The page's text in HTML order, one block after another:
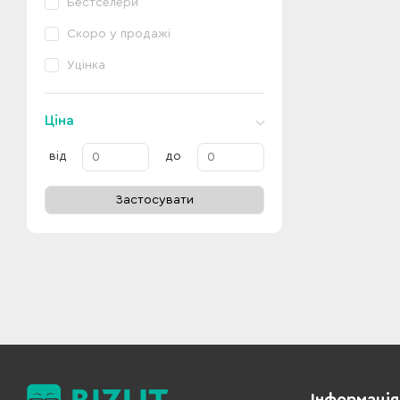
Бестселери
Скоро у продажі
Уцінка
Ціна
від до
Застосувати